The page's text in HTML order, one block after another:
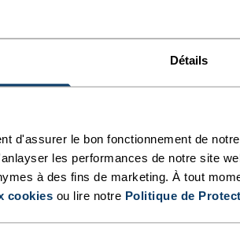
Détails
d'assurer le bon fonctionnement de
les performances de notre site
à des fins de marketing. À tout
cookies ou lire notre Politique de